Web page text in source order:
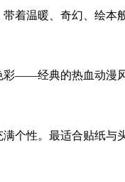
着温暖、奇幻、绘本
彩——经典的热血动漫风
个性。最适合贴纸与